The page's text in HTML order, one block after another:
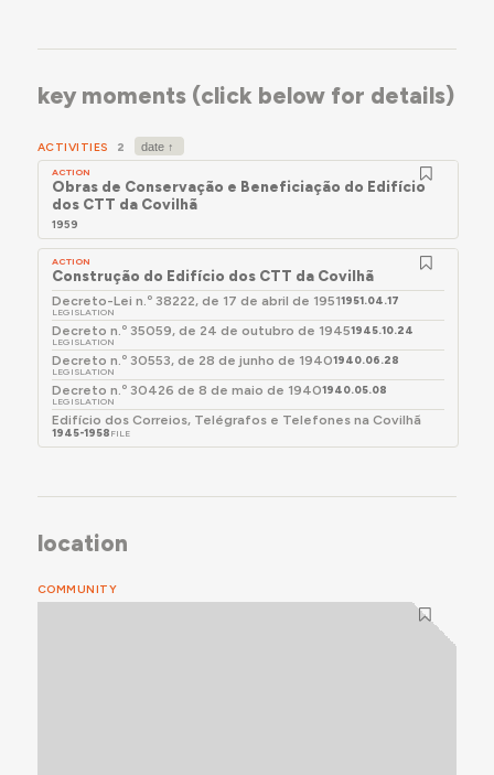
key moments (click below for details)
ACTIVITIES 2
ACTION
Obras de Conservação e Beneficiação do Edifício
dos CTT da Covilhã
1959
ACTION
Construção do Edifício dos CTT da Covilhã
Decreto-Lei n.º 38222, de 17 de abril de 19511951.04.17
LEGISLATION
Decreto n.º 35059, de 24 de outubro de 19451945.10.24
LEGISLATION
Decreto n.º 30553, de 28 de junho de 19401940.06.28
LEGISLATION
Decreto n.º 30426 de 8 de maio de 19401940.05.08
LEGISLATION
Edifício dos Correios, Telégrafos e Telefones na Covilhã
1945-1958 FILE
location
COMMUNITY